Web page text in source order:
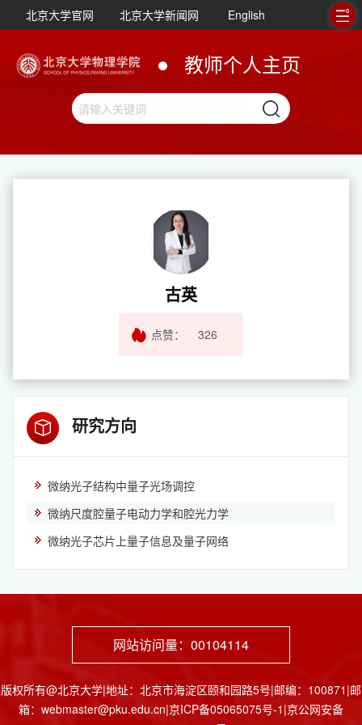
北京大学官网 北京大学新闻网 English
教师个人主页
古英
点赞： 326
研究方向
微纳光子结构中量子光场调控
微纳尺度腔量子电动力学和腔光力学
微纳光子芯片上量子信息及量子网络
网站访问量： 00104114
版权所有@北京大学|地址：北京市海淀区颐和园路5号|邮编：100871|邮
箱：webmaster@pku.edu.cn|京ICP备05065075号-1|京公网安备